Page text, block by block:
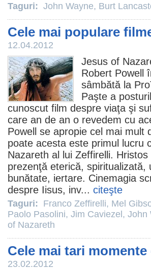
Taguri: John Wayne, Burt
Cele mai populare
12.04.2012
Jesus of
Robert Powell
sâmbătă la
Paşte a
cunoscut film despre viaţa şi
care an de an o revedem cu
Powell se apropie cel mai mult
poate acesta este primul lucru
Nazareth al lui Zeffirelli.
prezenţă eterică,
bunătate, iertare. Cinemagia
despre Iisus, inv... citeşte
Taguri: Franco Zeffirelli, Mel
Paolo Pasolini, Jim Caviezel , John
of Nazareth
Cele mai tari
23.02.2012